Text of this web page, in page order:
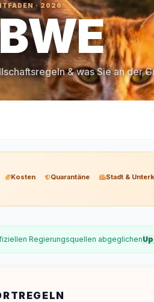
· 2026
& was Sie an der
Kosten Quarantäne Stadt &
Regierungsquellen abgeglichen